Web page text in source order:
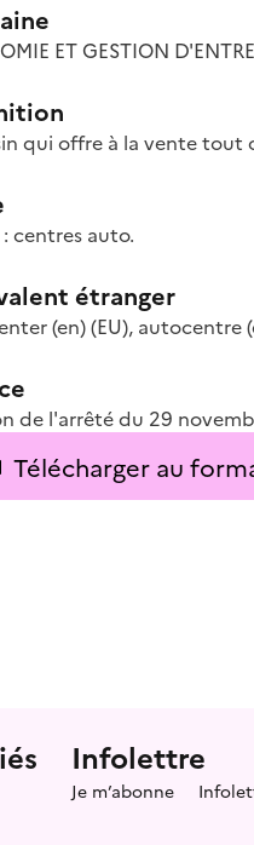
ET GESTION
qui offre à la vente
: centres auto.
étranger
(en)(EU), autocentre
de l'arrêté du 29
Télécharger au
Infolettre
Je m’abonne